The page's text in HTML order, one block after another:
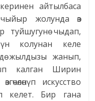
айтылбаса
жолунда өз
туйшугунө чыдап,
колунан келе
жылдызы жанып,
калган Ширин
искусство
келет. Бир гана